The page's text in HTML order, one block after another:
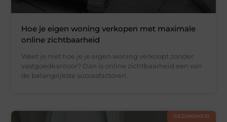
Hoe je eigen woning verkopen met maximale
online zichtbaarheid
Weet je niet hoe je je eigen woning verkoopt zonder
vastgoedkantoor? Dan is online zichtbaarheid een van
de belangrijkste succesfactoren.
GEZONDHEID